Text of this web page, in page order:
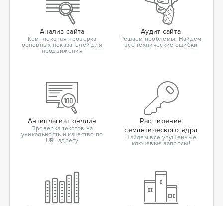
Анализ сайта
Комплексная проверка
основных показателей для
продвижения
Аудит сайта
Решаем проблемы. Найдем
все технические ошибки
Антиплагиат онлайн
Проверка текстов на
уникальность и качество по
URL адресу
Расширение
семантического ядра
Найдем все упущенные
ключевые запросы!